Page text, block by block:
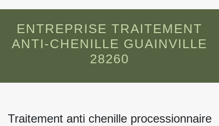
ENTREPRISE TRAITEMENT
ANTI-CHENILLE GUAINVILLE
28260
Traitement anti chenille processionnaire